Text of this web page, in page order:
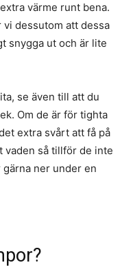
värme runt bena.
dessutom att dessa
snygga ut och är lite
se även till att du
Om de är för tighta
extra svårt att få på
vaden så tillför de inte
ner under en